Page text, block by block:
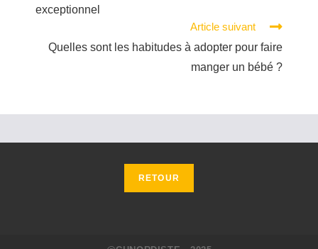
exceptionnel
Article suivant
Quelles sont les habitudes à adopter pour faire
manger un bébé ?